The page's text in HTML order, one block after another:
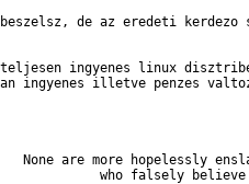
de az eredeti kerdezo
teljesen ingyenes linux
ingyenes illetve penzes
None are more hopelessly
who falsely